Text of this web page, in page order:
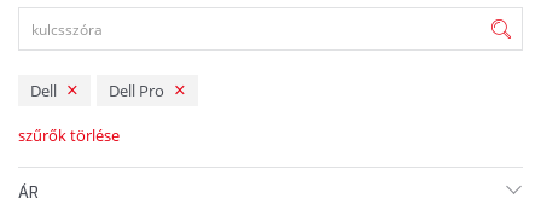
Dell Dell Pro
szűrők törlése
ÁR